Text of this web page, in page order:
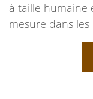
à taille humaine
mesure dans les